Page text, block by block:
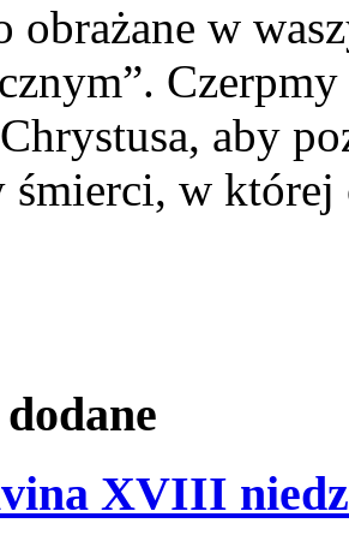
obrażane w
aby
w której
dodane
XVIII